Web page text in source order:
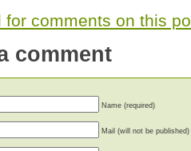
for comments on this
comment
Name (required)
Mail (will not be published)